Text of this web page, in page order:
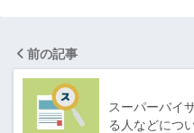
前の記事
スーパーバイ
る人などにつ